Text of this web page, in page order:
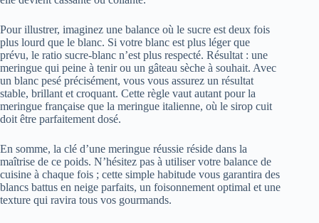
Pour illustrer, imaginez une balance où le sucre est deux fois
plus lourd que le blanc. Si votre blanc est plus léger que
prévu, le ratio sucre-blanc n’est plus respecté. Résultat : une
meringue qui peine à tenir ou un gâteau sèche à souhait. Avec
un blanc pesé précisément, vous vous assurez un résultat
stable, brillant et croquant. Cette règle vaut autant pour la
meringue française que la meringue italienne, où le sirop cuit
doit être parfaitement dosé.
En somme, la clé d’une meringue réussie réside dans la
maîtrise de ce poids. N’hésitez pas à utiliser votre balance de
cuisine à chaque fois ; cette simple habitude vous garantira des
blancs battus en neige parfaits, un foisonnement optimal et une
texture qui ravira tous vos gourmands.